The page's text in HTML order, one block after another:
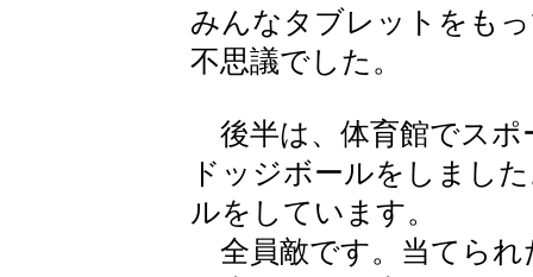
みんなタブレットをも
不思議でした。
後半は、体育館でスポ
ドッジボールをしまし
ルをしています。
全員敵です。当てられ